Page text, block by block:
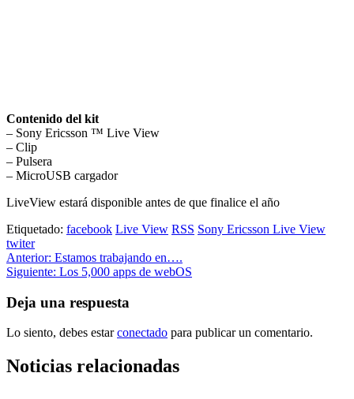
Contenido del kit
– Sony Ericsson ™ Live View
– Clip
– Pulsera
– MicroUSB cargador
LiveView estará disponible antes de que finalice el año
Etiquetado: facebook Live View RSS Sony Ericsson Live View
twiter
Navegación
de
entradas
Anterior: Estamos trabajando en….
Siguiente: Los 5,000 apps de webOS
Deja una respuesta
Lo siento, debes estarconectado para publicar un comentario.
Noticias relacionadas